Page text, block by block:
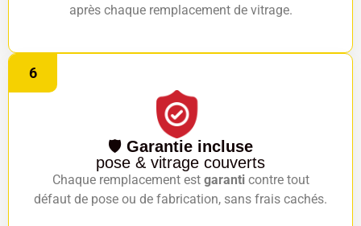
après chaque remplacement de vitrage.
6
🛡️ Garantie incluse
pose & vitrage couverts
Chaque remplacement est garanticontre tout
défaut de pose ou de fabrication, sans frais cachés.